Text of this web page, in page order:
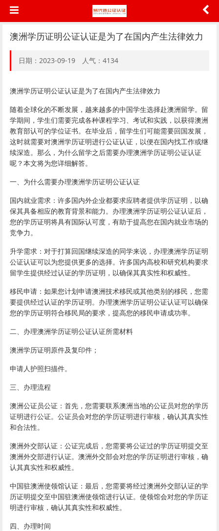
澳洲学历证明公证认证是为了在国内产生法律效力
日期：2023-09-19 人气：4134
澳洲学历证明公证认证是为了在国内产生法律效力
随着全球化的不断发展，越来越多的中国学生选择赴澳洲留学。留
学期间，学生们需要完成各种课程学习、考试和实践，以获得澳洲
教育部认可的学位证书。在毕业后，留学生们可能需要回国发展，
这时就需要对澳洲学历证明进行公证认证，以便在国内找工作或继
续深造。那么，为什么留学之后需要办理澳洲学历证明公证认证
呢？本文将为您详细解答。
一、为什么需要办理澳洲学历证明公证认证
国内就业需求：许多国内外企业都要求应聘者提供学历证明，以确
保其具备相应的教育背景和能力。办理澳洲学历证明公证认证后，
您的学历证明将具有国际认可度，有助于提高您在国内就业市场的
竞争力。
升学需求：对于打算回国继续深造的同学来说，办理澳洲学历证明
公证认证可以为您提供更多的选择。许多国内高校和研究机构要求
留学生提供经过认证的学历证明，以确保其真实性和权威性。
移民申请：如果您计划申请澳洲技术移民或其他类别的移民，您需
要提供经过认证的学历证明。办理澳洲学历证明公证认证可以确保
您的学历证明符合移民局的要求，提高您的移民申请成功率。
二、办理澳洲学历证明公证认证所需材料
澳洲学历证明原件及复印件；
申请人护照扫描件。
三、办理流程
澳洲公证员公证：首先，您需要联系澳洲当地的公证员对您的学历
证明进行公证。公证员会对您的学历证明进行审核，确认其真实性
和合法性。
澳洲外交部认证：公证完成后，您需要将公证过的学历证明提交至
澳洲外交部进行认证。澳洲外交部会对您的学历证明进行审核，确
认其真实性和权威性。
中国驻澳洲使领馆认证：最后，您需要将经过澳洲外交部认证的学
历证明提交至中国驻澳洲使领馆进行认证。使领馆会对您的学历证
明进行审核，确认其真实性和权威性。
四、办理时间